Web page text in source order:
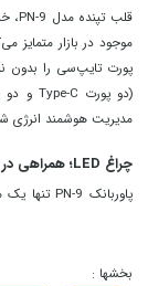
موجود در بازار
مدیریت هوشمند انرژی
چراغ LED؛ همراهی در تاریکی
مواقع اضطراری، قطعی
شماست. پخش نور
روشن می‌کند.
بخشها :